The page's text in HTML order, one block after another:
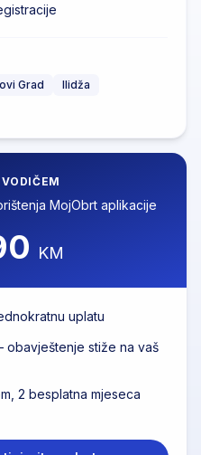
Grad
Ilidža
MojObrt aplikacije
KM
uplatu
obavještenje stiže na vaš
2 besplatna mjeseca